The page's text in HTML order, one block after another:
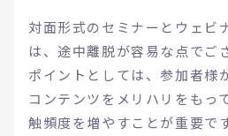
対面形式のセミナーとウェビ
は、途中離脱が容易な点でご
ポイントとしては、参加者様
コンテンツをメリハリをもっ
触頻度を増やすことが重要で